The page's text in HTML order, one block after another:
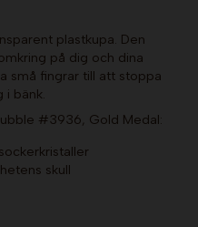
plastkupa. Den
på dig och dina
små fingrar till att stoppa
i bänk.
#3936, Gold Medal:
skull